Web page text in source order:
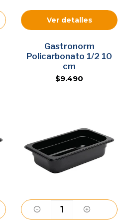
Ver detalles
Gastronorm
Policarbonato 1/2 10
cm
$9.490